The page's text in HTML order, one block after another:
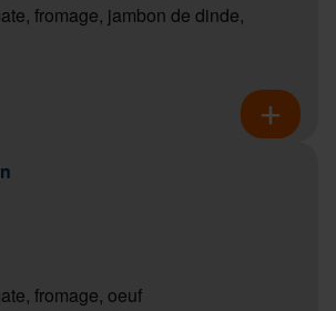
fromage, jambon de dinde,
fromage, oeuf